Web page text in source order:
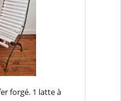
forgé. 1 latte à